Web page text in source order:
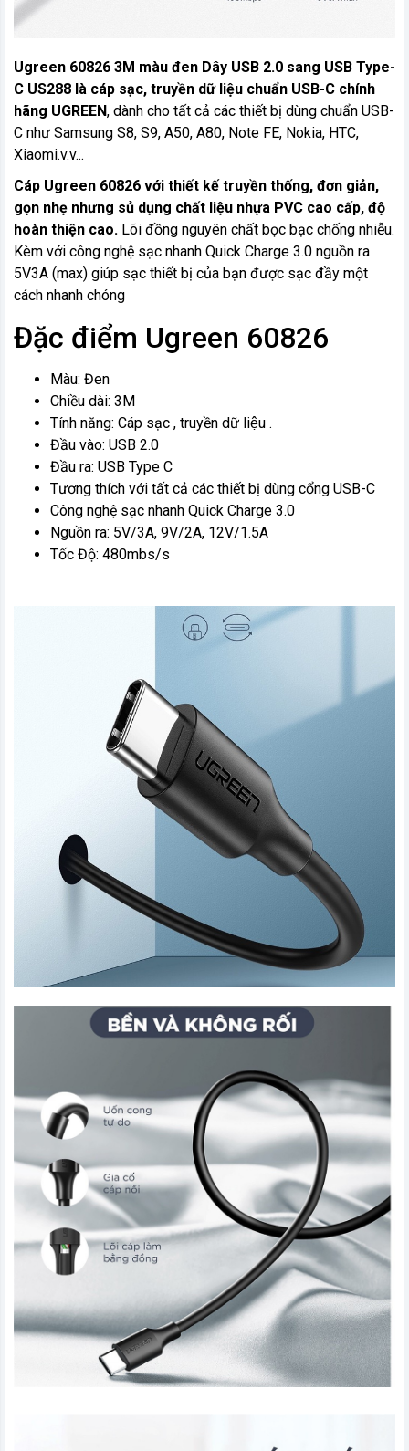
Ugreen 60826 3M màu đen Dây USB 2.0 sang USB Type-
C US288 là cáp sạc, truyền dữ liệu chuẩn USB-C chính
hãng UGREEN, dành cho tất cả các thiết bị dùng chuẩn USB-
C như Samsung S8, S9, A50, A80, Note FE, Nokia, HTC,
Xiaomi.v.v...
Cáp Ugreen 60826 với thiết kế truyền thống, đơn giản,
gọn nhẹ nhưng sủ dụng chất liệu nhựa PVC cao cấp, độ
hoàn thiện cao. Lõi đồng nguyên chất bọc bạc chống nhiễu.
Kèm với công nghệ sạc nhanh Quick Charge 3.0 nguồn ra
5V3A (max) giúp sạc thiết bị của bạn được sạc đầy một
cách nhanh chóng
Đặc điểm Ugreen 60826
Màu: Đen
Chiều dài: 3M
Tính năng: Cáp sạc , truyền dữ liệu .
Đầu vào: USB 2.0
Đầu ra: USB Type C
Tương thích với tất cả các thiết bị dùng cổng USB-C
Công nghệ sạc nhanh Quick Charge 3.0
Nguồn ra: 5V/3A, 9V/2A, 12V/1.5A
Tốc Độ: 480mbs/s